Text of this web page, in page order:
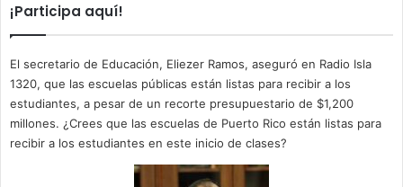
¡Participa aquí!
El secretario de Educación, Eliezer Ramos, aseguró en Radio Isla
1320, que las escuelas públicas están listas para recibir a los
estudiantes, a pesar de un recorte presupuestario de $1,200
millones. ¿Crees que las escuelas de Puerto Rico están listas para
recibir a los estudiantes en este inicio de clases?